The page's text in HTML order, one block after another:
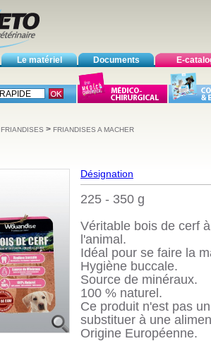
Le matériel Documents E-
FRIANDISES > FRIANDISES A MACHER
Désignation
225 - 350 g
Véritable bois de cerf
l'animal.
Idéal pour se faire la
Hygiène buccale.
Source de minéraux.
100 % naturel.
Ce produit n'est pas
substituer à une
Origine Européenne.